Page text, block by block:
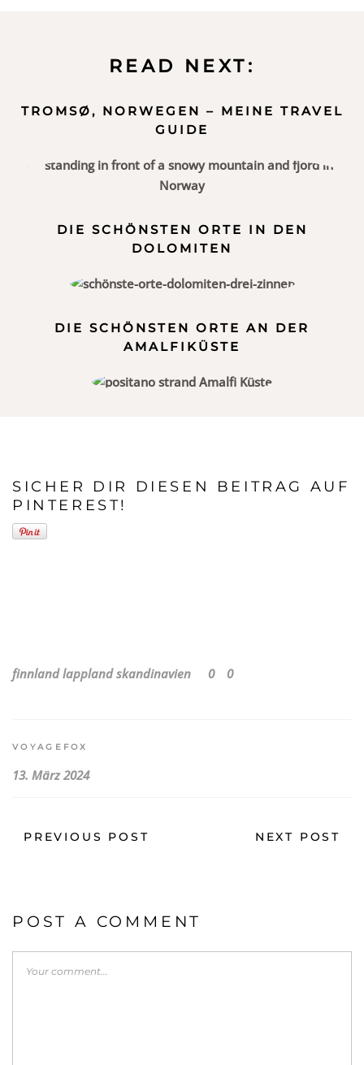
READ NEXT:
TROMSØ, NORWEGEN – MEINE TRAVEL
GUIDE
DIE SCHÖNSTEN ORTE IN DEN
DOLOMITEN
DIE SCHÖNSTEN ORTE AN DER
AMALFIKÜSTE
SICHER DIR DIESEN BEITRAG AUF
PINTEREST!
finnland lappland skandinavien 0 0
VOYAGEFOX
13. März 2024
PREVIOUS POST NEXT POST
POST A COMMENT